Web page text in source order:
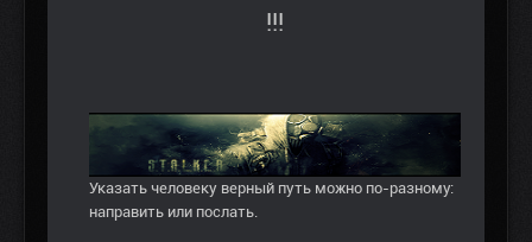
!!!
Указать человеку верный путь можно по-разному:
направить или послать.